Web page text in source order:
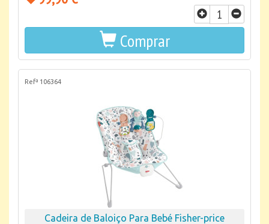
Comprar
Refª 106364
Cadeira de Baloiço Para Bebé Fisher-price